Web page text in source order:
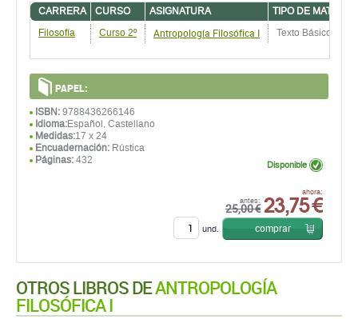
CARRERA CURSO ASIGNATURA
TIPO DE
Filosofía
Curso 2º Antropología Filosófica I Texto Básico
PAPEL:
ISBN: 9788436266146
Idioma:Español, Castellano
Medidas:17 x 24
Encuadernación: Rústica
Páginas: 432
antes:
25,00 €
ahora:
23,75 €
Disponible
und. comprar
OTROS LIBROS DEANTROPOLOGÍA
FILOSÓFICA I